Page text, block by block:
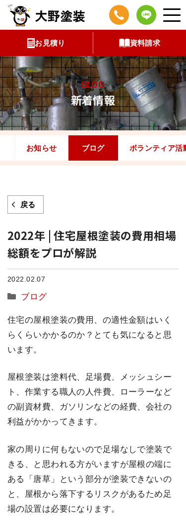
コ
ツ
へ
ス
キ
ッ
お見積り 資料請求
BLOG
新着情報
お知らせ ブログ ボランティア活動
戻る
2022年 | 住宅屋根塗装の費用相場
総額をプロが解説
2022.02.07
住宅の屋根塗装の費用、の適性金額はいく
らくらいかかるのか？とても気になると思
います。
屋根塗装は塗料代、足場費、メッシュシー
ト、作業する職人の人件費、ローラーなど
の副資材費、ガソリンなどの経費、会社の
利益がかかってきます。
家の周りに何もないので足場なしで塗装で
きる、と思われる方がいますが屋根の端に
ある「唐草」という部分が塗装できないの
と、屋根から落下するリスクがあるため足
場の設置は必要になります。
カ
ゴ
リ
ー
ブログ